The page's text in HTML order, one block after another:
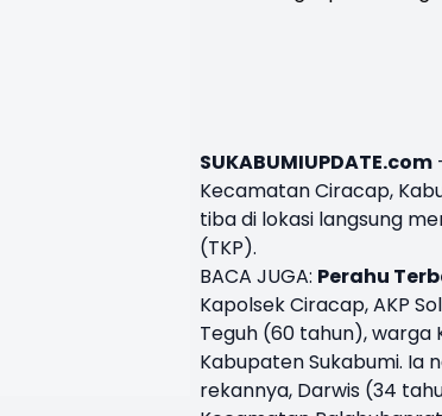
SUKABUMIUPDATE.com
Kecamatan Ciracap,
tiba di lokasi langsung
(TKP).
BACA JUGA: Perahu
Kapolsek Ciracap, AKP
Teguh (60 tahun), warga
Kabupaten Sukabumi. Ia
rekannya, Darwis (34